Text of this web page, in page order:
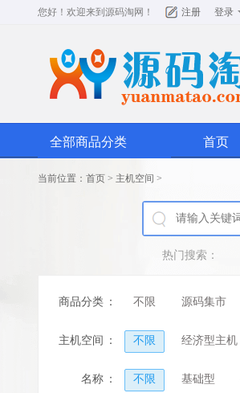
您好！欢迎来到 源码淘网 ！ 注册 登录
全部商品分类 首页
当前位置： 首页 > 主机空间 >
热门搜索：
商品分类 ： 不限 源码集市
主机空间 ： 不限 经济型主机
名称 ： 不限 基础型